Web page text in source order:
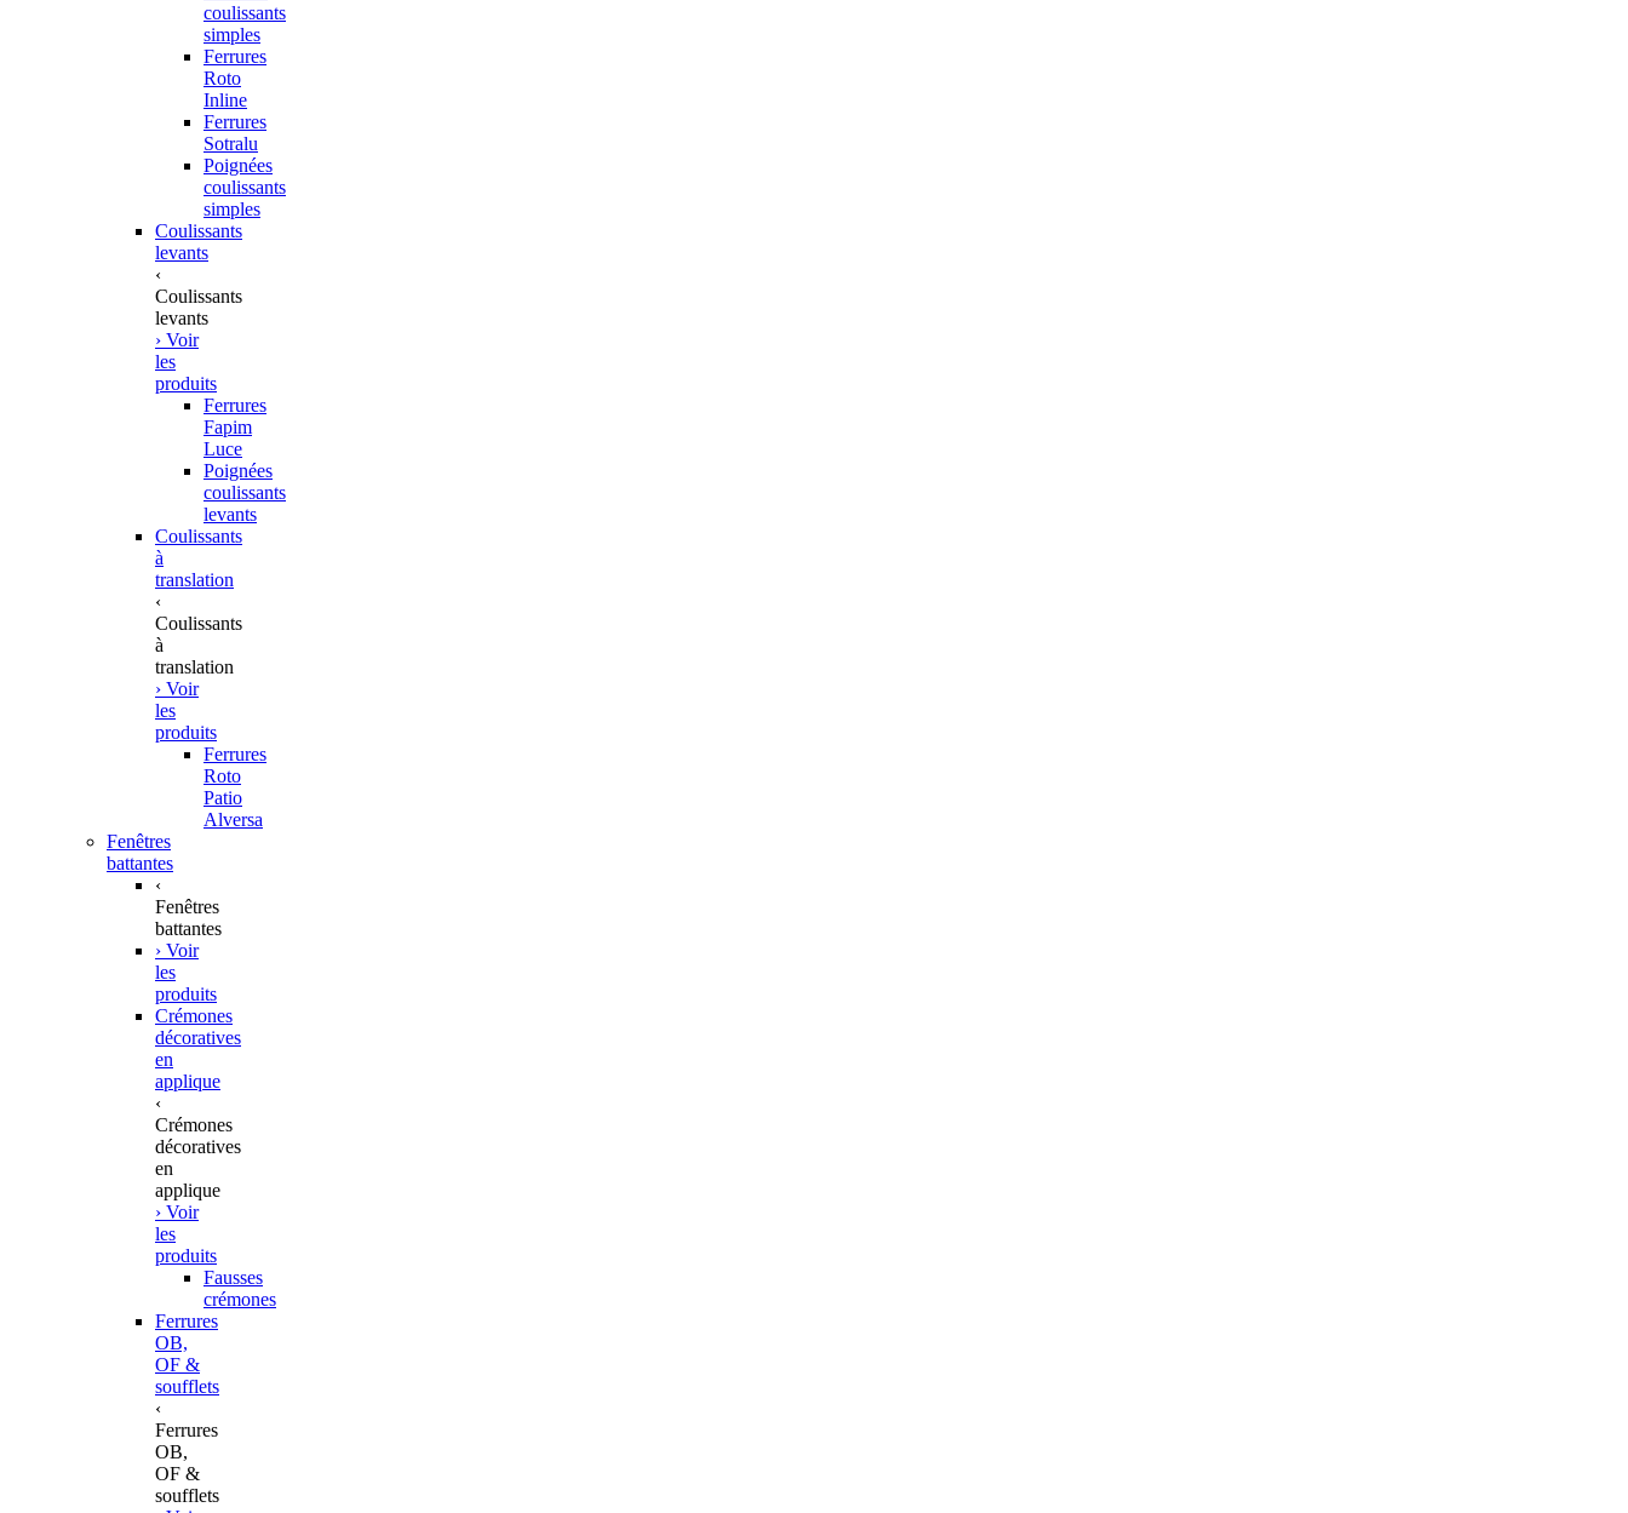
coulissants
simples
Ferrures
Roto
Inline
Ferrures
Sotralu
Poignées
coulissants
simples
Coulissants
levants
‹
Coulissants
levants
› Voir
les
produits
Ferrures
Fapim
Luce
Poignées
coulissants
levants
Coulissants
à
translation
‹
Coulissants
à
translation
› Voir
les
produits
Ferrures
Roto
Patio
Alversa
Fenêtres
battantes
‹
Fenêtres
battantes
› Voir
les
produits
Crémones
décoratives
en
applique
‹
Crémones
décoratives
en
applique
› Voir
les
produits
Fausses
crémones
Ferrures
OB,
OF &
soufflets
‹
Ferrures
OB,
OF &
soufflets